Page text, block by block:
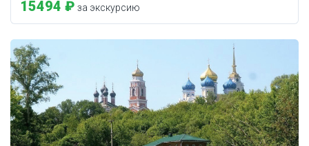
15494 ₽ за экскурсию